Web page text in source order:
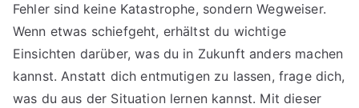
Fehler sind keine Katastrophe, sondern Wegweiser.
Wenn etwas schiefgeht, erhältst du wichtige
Einsichten darüber, was du in Zukunft anders machen
kannst. Anstatt dich entmutigen zu lassen, frage dich,
was du aus der Situation lernen kannst. Mit dieser